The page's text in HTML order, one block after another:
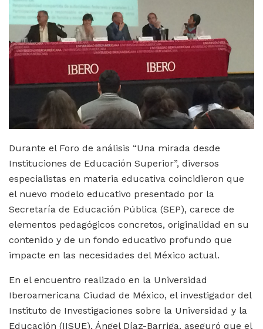
Durante el Foro de análisis “Una mirada desde
Instituciones de Educación Superior”, diversos
especialistas en materia educativa coincidieron que
el nuevo modelo educativo presentado por la
Secretaría de Educación Pública (SEP), carece de
elementos pedagógicos concretos, originalidad en su
contenido y de un fondo educativo profundo que
impacte en las necesidades del México actual.
En el encuentro realizado en la Universidad
Iberoamericana Ciudad de México, el investigador del
Instituto de Investigaciones sobre la Universidad y la
Educación (IISUE), Ángel Díaz-Barriga, aseguró que el